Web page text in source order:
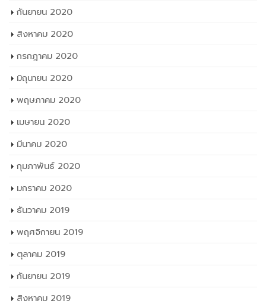
กันยายน 2020
สิงหาคม 2020
กรกฎาคม 2020
มิถุนายน 2020
พฤษภาคม 2020
เมษายน 2020
มีนาคม 2020
กุมภาพันธ์ 2020
มกราคม 2020
ธันวาคม 2019
พฤศจิกายน 2019
ตุลาคม 2019
กันยายน 2019
สิงหาคม 2019